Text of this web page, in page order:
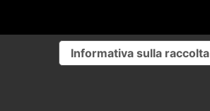
Informativa sulla raccolta